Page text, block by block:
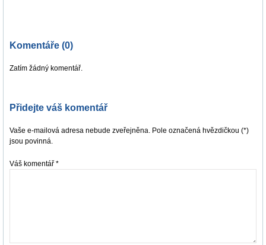
Komentáře (0)
Zatím žádný komentář.
Přidejte váš komentář
Vaše e-mailová adresa nebude zveřejněna. Pole označená hvězdičkou (*)
jsou povinná.
Váš komentář *